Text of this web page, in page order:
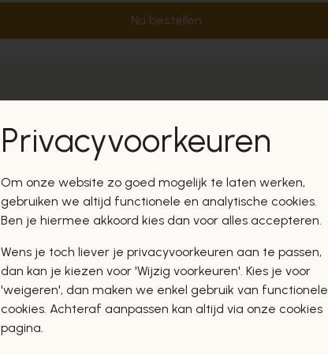
Nu bestellen
Privacyvoorkeuren
Om onze website zo goed mogelijk te laten werken,
gebruiken we altijd functionele en analytische cookies.
Ben je hiermee akkoord kies dan voor alles accepteren.
Wens je toch liever je privacyvoorkeuren aan te passen,
dan kan je kiezen voor 'Wijzig voorkeuren'. Kies je voor
'weigeren', dan maken we enkel gebruik van functionele
cookies. Achteraf aanpassen kan altijd via onze cookies
pagina.